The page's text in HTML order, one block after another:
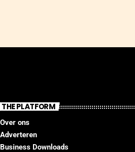
THE PLATFORM
Over ons
Adverteren
Business Downloads